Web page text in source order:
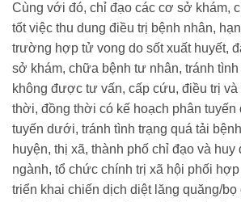
Cùng với đó, chỉ đạo các cơ sở khám,
tốt việc thu dung điều trị bệnh nhân,
trường hợp tử vong do sốt xuất huyết,
sở khám, chữa bệnh tư nhân, tránh
không được tư vấn, cấp cứu, điều trị
thời, đồng thời có kế hoạch phân tuyến
tuyến dưới, tránh tình trạng quá tải
huyện, thị xã, thành phố chỉ đạo và huy
ngành, tổ chức chính trị xã hội phối
triển khai chiến dịch diệt lăng quăng/bọ